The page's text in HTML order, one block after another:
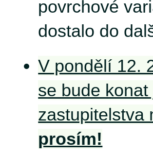
povrchové
dostalo do
V pondělí 12.
se bude
zastupitelstva
prosím!